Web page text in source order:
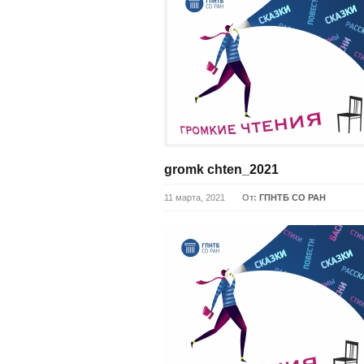
gromk chten_2021
11 марта, 2021 От: ГПНТБ СО РАН